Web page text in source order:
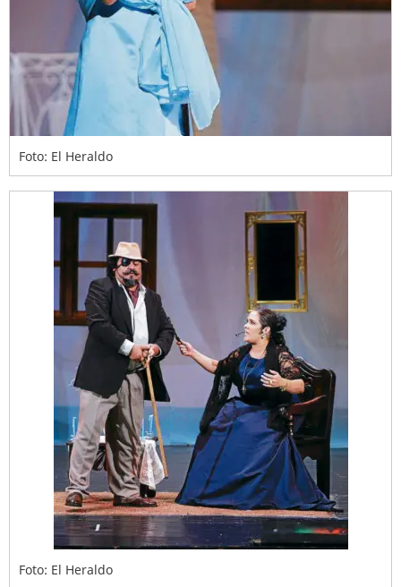
Foto: El Heraldo
Foto: El Heraldo